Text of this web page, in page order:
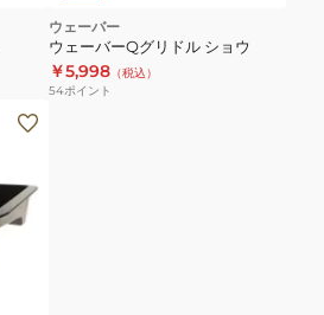
ウェーバー
ウェーバーQグリドル ショウ
￥5,998 （税込）
54ポイント